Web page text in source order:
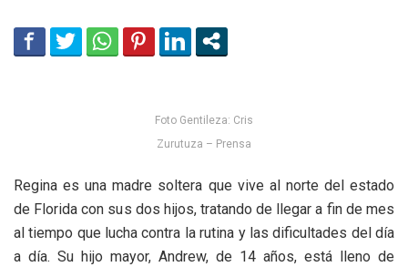
Foto Gentileza: Cris
Zurutuza – Prensa
Regina es una madre soltera que vive al norte del estado
de Florida con sus dos hijos, tratando de llegar a fin de mes
al tiempo que lucha contra la rutina y las dificultades del día
a día. Su hijo mayor, Andrew, de 14 años, está lleno de